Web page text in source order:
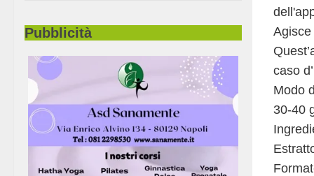
caso
Modo
30-40
Pubblicità